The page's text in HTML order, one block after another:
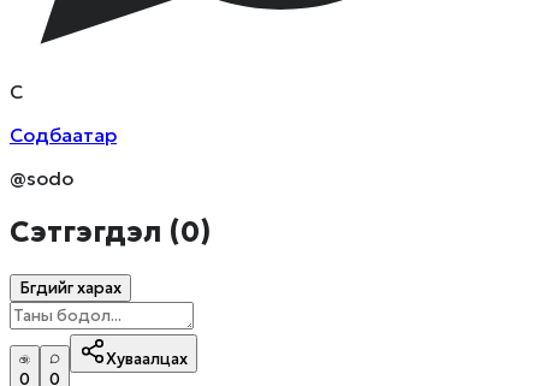
С
Содбаатар
@sodo
Сэтгэгдэл (0)
Бүгдийг харах
0 0
Хуваалцах